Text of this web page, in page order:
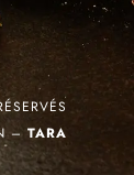
– TARA